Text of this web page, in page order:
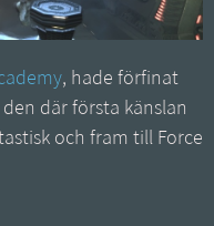
, hade förfinat
där första känslan
och fram till Force